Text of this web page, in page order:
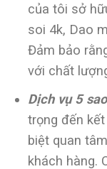
của tôi sở
soi 4k, Dao
Đảm bảo
với chất
Dịch vụ 5
trọng đến
biệt quan
khách hàng.